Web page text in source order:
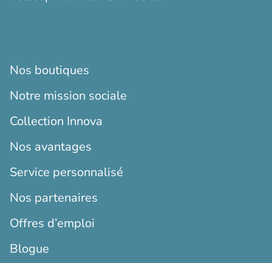
Nos boutiques
Notre mission sociale
Collection Innova
Nos avantages
Service personnalisé
Nos partenaires
Offres d’emploi
Blogue